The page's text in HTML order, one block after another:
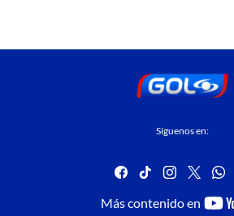
Síguenos en:
facebook
tiktok
Más contenido en